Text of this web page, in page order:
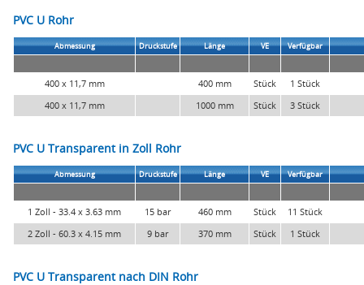
PVC U Rohr
Abmessung Druckstufe Länge VE Verfügbar
400 x 11,7 mm 400 mm Stück
1 Stück
400 x 11,7 mm
1000 mm Stück 3 Stück
PVC U Transparent in Zoll Rohr
Abmessung Druckstufe Länge VE Verfügbar
1 Zoll - 33.4 x 3.63 mm 15 bar 460 mm Stück
11 Stück
2 Zoll - 60.3 x 4.15 mm
9 bar 370 mm Stück 1 Stück
PVC U Transparent nach DIN Rohr